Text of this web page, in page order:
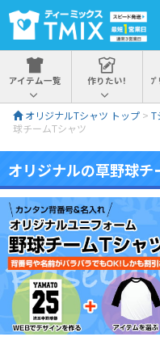
アイテム一覧 作りたい! ﾌ
オリジナルTシャツ トップ> T
球チームTシャツ
オリジナルの草野球チ